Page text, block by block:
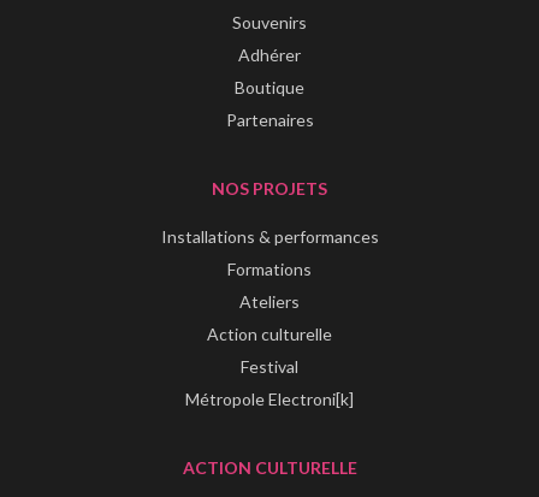
Souvenirs
Adhérer
Boutique
Partenaires
NOS PROJETS
Installations & performances
Formations
Ateliers
Action culturelle
Festival
Métropole Electroni[k]
ACTION CULTURELLE